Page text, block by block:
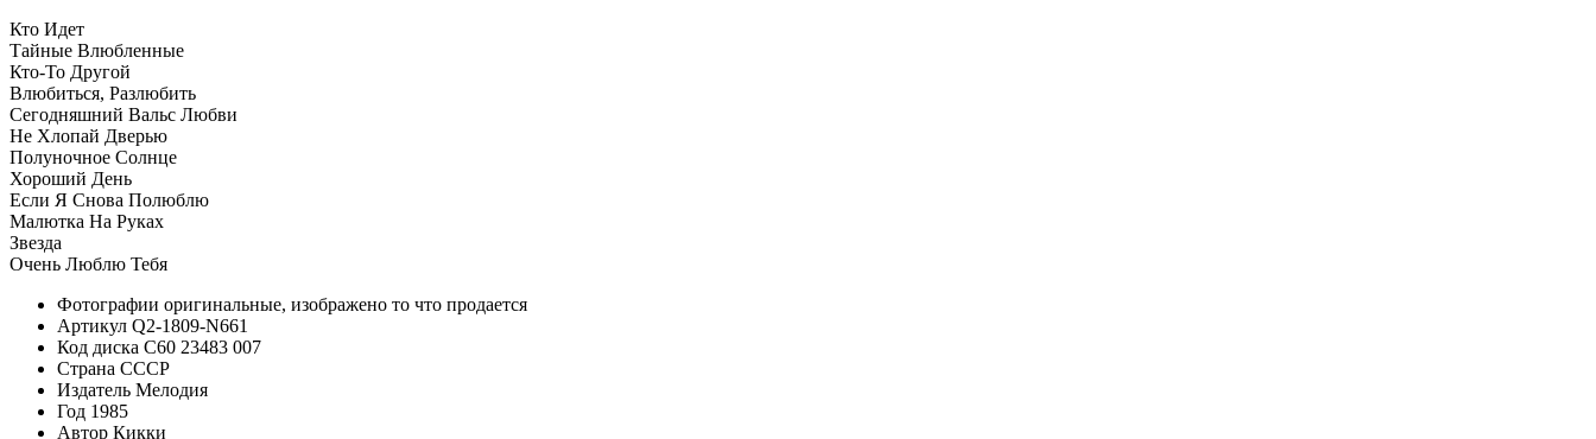
Кто Идет
Тайные Влюбленные
Кто-То Другой
Влюбиться, Разлюбить
Сегодняшний Вальс Любви
Не Хлопай Дверью
Полуночное Солнце
Хороший День
Если Я Снова Полюблю
Малютка На Руках
Звезда
Очень Люблю Тебя
Фотографии оригинальные, изображено то что продается
Артикул Q2-1809-N661
Код диска С60 23483 007
Страна СССР
Издатель Мелодия
Год 1985
Автор Кикки